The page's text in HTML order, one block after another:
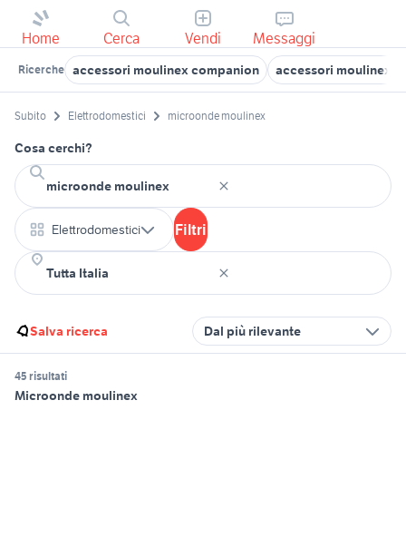
Home Cerca Vendi Messaggi
Ricerche accessori moulinex companion accessori moulinex
Subito Elettrodomestici microonde moulinex
Cosa cerchi?
Elettrodomestici Filtri
Salva ricerca Dal più rilevante
45 risultati
Microonde moulinex